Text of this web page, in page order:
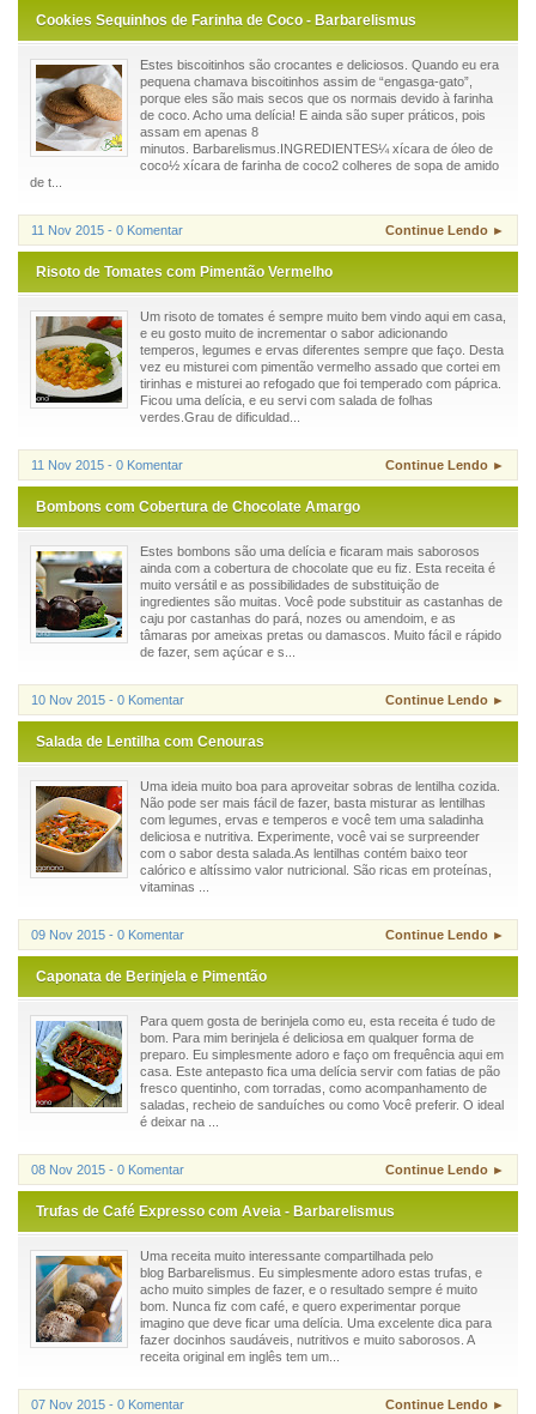
Cookies Sequinhos de Farinha de Coco - Barbarelismus
Estes biscoitinhos são crocantes e deliciosos. Quando eu era
pequena chamava biscoitinhos assim de “engasga-gato”,
porque eles são mais secos que os normais devido à farinha
de coco. Acho uma delícia! E ainda são super práticos, pois
assam em apenas 8
minutos. Barbarelismus.INGREDIENTES¼ xícara de óleo de
coco½ xícara de farinha de coco2 colheres de sopa de amido
de t...
11 Nov 2015 - 0 Komentar Continue Lendo ►
Risoto de Tomates com Pimentão Vermelho
Um risoto de tomates é sempre muito bem vindo aqui em casa,
e eu gosto muito de incrementar o sabor adicionando
temperos, legumes e ervas diferentes sempre que faço. Desta
vez eu misturei com pimentão vermelho assado que cortei em
tirinhas e misturei ao refogado que foi temperado com páprica.
Ficou uma delícia, e eu servi com salada de folhas
verdes.Grau de dificuldad...
11 Nov 2015 - 0 Komentar Continue Lendo ►
Bombons com Cobertura de Chocolate Amargo
Estes bombons são uma delícia e ficaram mais saborosos
ainda com a cobertura de chocolate que eu fiz. Esta receita é
muito versátil e as possibilidades de substituição de
ingredientes são muitas. Você pode substituir as castanhas de
caju por castanhas do pará, nozes ou amendoim, e as
tâmaras por ameixas pretas ou damascos. Muito fácil e rápido
de fazer, sem açúcar e s...
10 Nov 2015 - 0 Komentar Continue Lendo ►
Salada de Lentilha com Cenouras
Uma ideia muito boa para aproveitar sobras de lentilha cozida.
Não pode ser mais fácil de fazer, basta misturar as lentilhas
com legumes, ervas e temperos e você tem uma saladinha
deliciosa e nutritiva. Experimente, você vai se surpreender
com o sabor desta salada.As lentilhas contém baixo teor
calórico e altíssimo valor nutricional. São ricas em proteínas,
vitaminas ...
09 Nov 2015 - 0 Komentar Continue Lendo ►
Caponata de Berinjela e Pimentão
Para quem gosta de berinjela como eu, esta receita é tudo de
bom. Para mim berinjela é deliciosa em qualquer forma de
preparo. Eu simplesmente adoro e faço om frequência aqui em
casa. Este antepasto fica uma delícia servir com fatias de pão
fresco quentinho, com torradas, como acompanhamento de
saladas, recheio de sanduíches ou como Você preferir. O ideal
é deixar na ...
08 Nov 2015 - 0 Komentar Continue Lendo ►
Trufas de Café Expresso com Aveia - Barbarelismus
Uma receita muito interessante compartilhada pelo
blog Barbarelismus. Eu simplesmente adoro estas trufas, e
acho muito simples de fazer, e o resultado sempre é muito
bom. Nunca fiz com café, e quero experimentar porque
imagino que deve ficar uma delícia. Uma excelente dica para
fazer docinhos saudáveis, nutritivos e muito saborosos. A
receita original em inglês tem um...
07 Nov 2015 - 0 Komentar Continue Lendo ►